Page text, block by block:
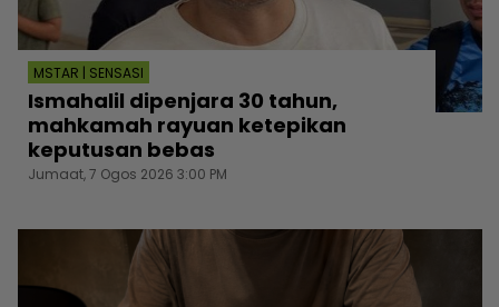
MSTAR | SENSASI
Ismahalil dipenjara 30 tahun,
mahkamah rayuan ketepikan
keputusan bebas
Jumaat, 7 Ogos 2026 3:00 PM